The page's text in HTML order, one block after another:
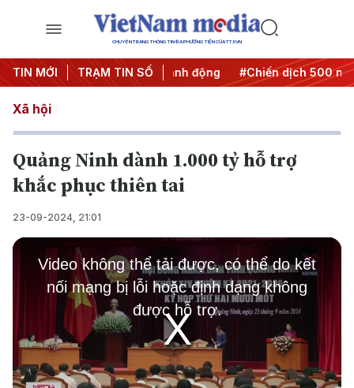
CHUYÊN TRANG THÔNG TIN ĐA PHƯƠNG TIỆN CỦA TTXVN
TIN MỚI TRẠM TIN SỐ
Nghị quyết thành hành động #Chiến dịch 500 ngày
Xã hội
Quảng Ninh dành 1.000 tỷ hỗ trợ
khắc phục thiên tai
23-09-2024, 21:01
Play
This
window.
Video không thể tải được, có thể do kết
nối mạng bị lỗi hoặc định dạng không
được hỗ trợ.